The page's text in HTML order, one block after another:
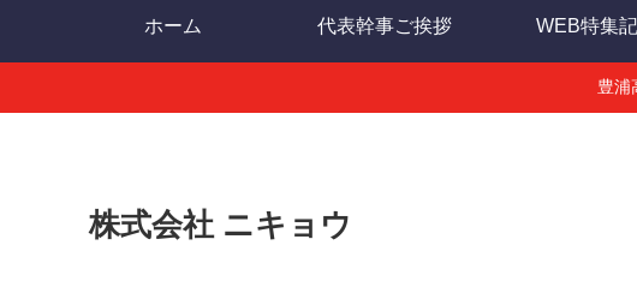
ホーム 代表幹事ご挨拶 WEB特集
豊浦
株式会社 ニキョウ